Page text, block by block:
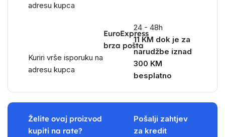
adresu kupca
EuroExpress
brza pošta
Kuriri vrše isporuku na
adresu kupca
24 - 48h
11 KM dok je za
narudžbe iznad
300 KM
besplatno
Želite ovaj proizvod
kupiti na rate?
Pošalji zahtjev
za kredit